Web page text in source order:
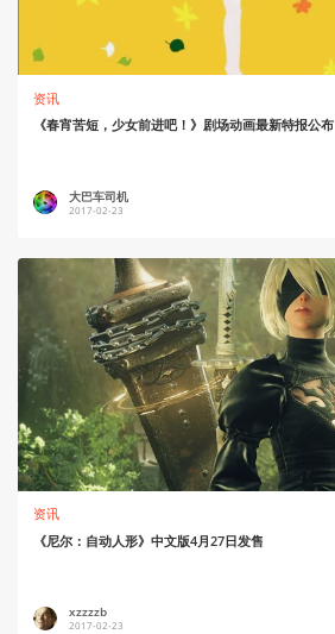
资讯
《春宵苦短，少女前进吧！》剧场动画最新特报公布
大巴车司机
2017-02-23
资讯
《尼尔：自动人形》中文版4月27日发售
xzzzzb
2017-02-23